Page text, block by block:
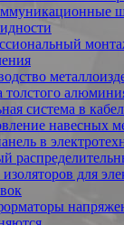
толстого
система в
навесных
в
для